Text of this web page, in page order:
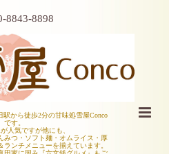
8843-8898
から徒歩2分の甘味処雪屋Conco
です。
人気ですが他にも、
みつ・ソフト麺・オムライス・厚
ンチメニューを揃えています。